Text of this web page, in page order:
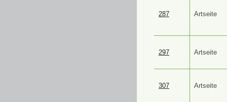
287 Artseite
297 Artseite
307 Artseite